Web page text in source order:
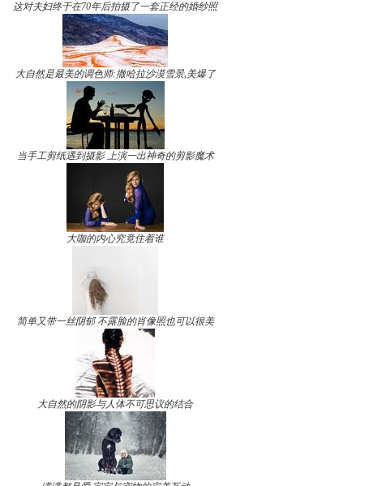
这对夫妇终于在70年后拍摄了一套正经的婚纱照
大自然是最美的调色师:撒哈拉沙漠雪景,美爆了
当手工剪纸遇到摄影 上演一出神奇的剪影魔术
大咖的内心究竟住着谁
简单又带一丝阴郁 不露脸的肖像照也可以很美
大自然的阴影与人体不可思议的结合